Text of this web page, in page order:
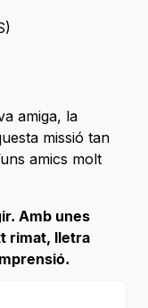
amiga, la
missió tan
amics molt
Amb unes
rimat, lletra